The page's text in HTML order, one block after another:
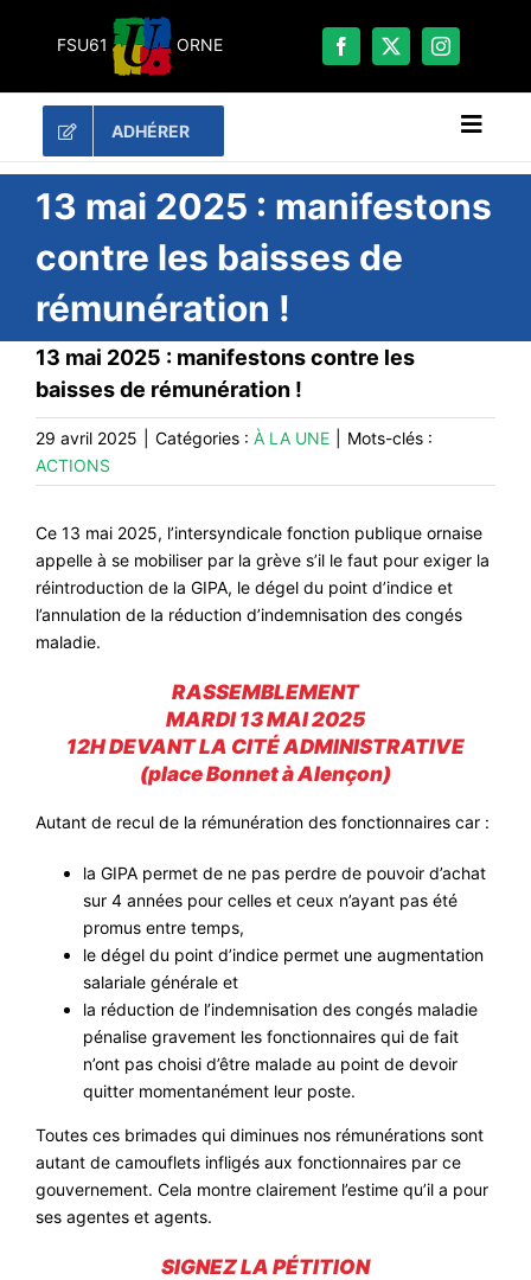
FSU61 ORNE
ADHÉRER
RECHERCHER:
LES UNES
LA FSU 61
PUBLICATIONS
#ACTIONS
#VOS ÉLUES
#FORMATION
#ÉLECTIONS
#MÉDIAS
#DÉBATS
#PRESSE
#ARCHIVES
13 mai 2025 : manifestons
contre les baisses de
rémunération !
13 mai 2025 : manifestons contre les
baisses de rémunération !
29 avril 2025 Catégories : À LA UNE
Mots-clés :
ACTIONS
Ce 13 mai 2025, l’intersyndicale fonction publique ornaise
appelle à se mobiliser par la grève s’il le faut pour exiger la
réintroduction de la GIPA, le dégel du point d’indice et
l’annulation de la réduction d’indemnisation des congés
maladie.
RASSEMBLEMENT
MARDI 13 MAI 2025
12H DEVANT LA CITÉ ADMINISTRATIVE
(place Bonnet à Alençon)
Autant de recul de la rémunération des fonctionnaires car :
la GIPA permet de ne pas perdre de pouvoir d’achat
sur 4 années pour celles et ceux n’ayant pas été
promus entre temps,
le dégel du point d’indice permet une augmentation
salariale générale et
la réduction de l’indemnisation des congés maladie
pénalise gravement les fonctionnaires qui de fait
n’ont pas choisi d’être malade au point de devoir
quitter momentanément leur poste.
Toutes ces brimades qui diminues nos rémunérations sont
autant de camouflets infligés aux fonctionnaires par ce
gouvernement. Cela montre clairement l’estime qu’il a pour
ses agentes et agents.
SIGNEZ LA PÉTITION